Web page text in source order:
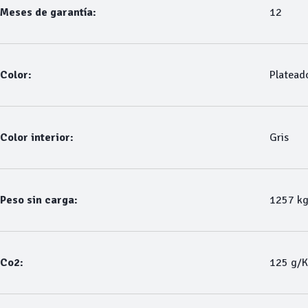
Meses de garantía: 12
Color:
Color interior: Gris
Peso sin carga: 1257 kg
Co2: 125 g/